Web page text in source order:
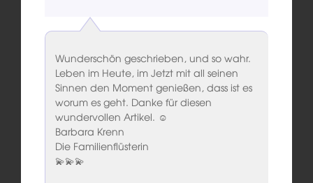
Wunderschön geschrieben, und so wahr.
Leben im Heute, im Jetzt mit all seinen
Sinnen den Moment genießen, dass ist es
worum es geht. Danke für diesen
wundervollen Artikel. ☺
Barbara Krenn
Die Familienflüsterin
💫💫💫